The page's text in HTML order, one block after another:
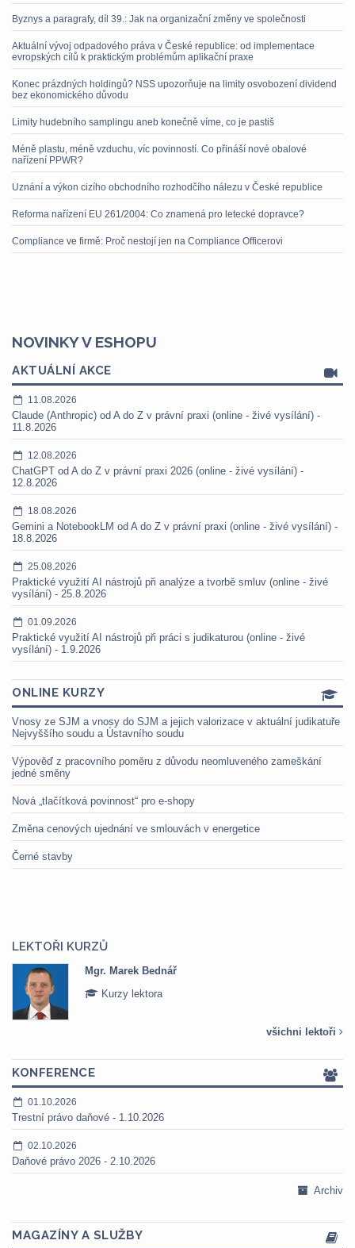
Byznys a paragrafy, díl 39.: Jak na organizační změny ve společnosti
Aktuální vývoj odpadového práva v České republice: od implementace
evropských cílů k praktickým problémům aplikační praxe
Konec prázdných holdingů? NSS upozorňuje na limity osvobození dividend
bez ekonomického důvodu
Limity hudebního samplingu aneb konečně víme, co je pastiš
Méně plastu, méně vzduchu, víc povinností. Co přináší nové obalové
nařízení PPWR?
Uznání a výkon cizího obchodního rozhodčího nálezu v České republice
Reforma nařízení EU 261/2004: Co znamená pro letecké dopravce?
Compliance ve firmě: Proč nestojí jen na Compliance Officerovi
NOVINKY V ESHOPU
AKTUÁLNÍ AKCE
11.08.2026
Claude (Anthropic) od A do Z v právní praxi (online - živé vysílání) -
11.8.2026
12.08.2026
ChatGPT od A do Z v právní praxi 2026 (online - živé vysílání) -
12.8.2026
18.08.2026
Gemini a NotebookLM od A do Z v právní praxi (online - živé vysílání) -
18.8.2026
25.08.2026
Praktické využití AI nástrojů při analýze a tvorbě smluv (online - živé
vysílání) - 25.8.2026
01.09.2026
Praktické využití AI nástrojů při práci s judikaturou (online - živé
vysílání) - 1.9.2026
ONLINE KURZY
Vnosy ze SJM a vnosy do SJM a jejich valorizace v aktuální judikatuře
Nejvyššího soudu a Ústavního soudu
Výpověď z pracovního poměru z důvodu neomluveného zameškání
jedné směny
Nová „tlačítková povinnost“ pro e-shopy
Změna cenových ujednání ve smlouvách v energetice
Černé stavby
LEKTOŘI KURZŮ
Bednář
lektora
všichni lektoři
KONFERENCE
01.10.2026
Trestní právo daňové - 1.10.2026
02.10.2026
Daňové právo 2026 - 2.10.2026
Archiv
MAGAZÍNY A SLUŽBY